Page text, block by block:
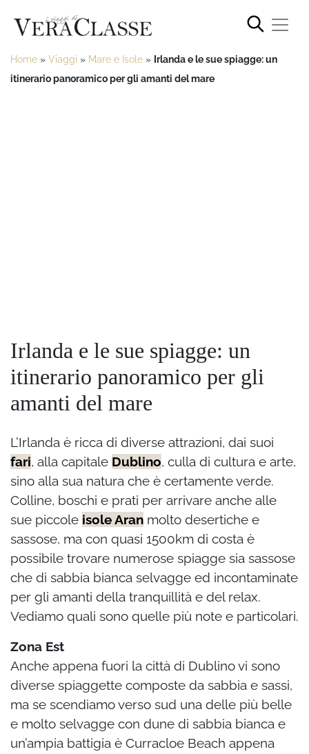
Home » Viaggi » Mare e Isole » Irlanda e le sue spiagge: un
itinerario panoramico per gli amanti del mare
Irlanda e le sue spiagge: un
itinerario panoramico per gli
amanti del mare
L’Irlanda è ricca di diverse attrazioni, dai suoi
fari, alla capitale Dublino, culla di cultura e arte,
sino alla sua natura che è certamente verde.
Colline, boschi e prati per arrivare anche alle
sue piccole isole Aran molto desertiche e
sassose, ma con quasi 1500km di costa è
possibile trovare numerose spiagge sia sassose
che di sabbia bianca selvagge ed incontaminate
per gli amanti della tranquillità e del relax.
Vediamo quali sono quelle più note e particolari.
Zona Est
Anche appena fuori la città di Dublino vi sono
diverse spiaggette composte da sabbia e sassi,
ma se scendiamo verso sud una delle più belle
e molto selvagge con dune di sabbia bianca e
un’ampia battigia è Curracloe Beach appena